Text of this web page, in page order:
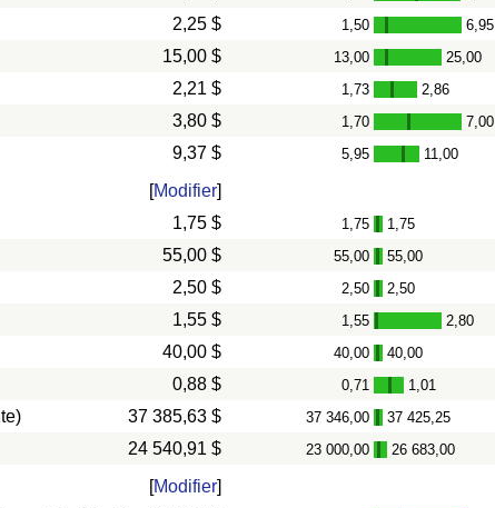
2,25 $ 1,50 - 6,95
15,00 $ 13,00 - 25,00
2,21 $ 1,73 - 2,86
3,80 $ 1,70 - 7,00
9,37 $ 5,95 - 11,00
[Modifier]
1,75 $ 1,75 - 1,75
55,00 $ 55,00 - 55,00
2,50 $ 2,50 - 2,50
1,55 $ 1,55 - 2,80
40,00 $ 40,00 - 40,00
0,88 $ 0,71 - 1,01
37 385,63 $ 37 346,00 - 37 425,25
24 540,91 $ 23 000,00 - 26 683,00
[Modifier]